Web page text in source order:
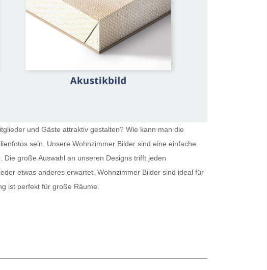
und Gäste attraktiv gestalten? Wie kann man die
sein. Unsere Wohnzimmer Bilder sind eine einfache
große Auswahl an unseren Designs trifft jeden
etwas anderes erwartet. Wohnzimmer Bilder sind ideal für
ist perfekt für große Räume.